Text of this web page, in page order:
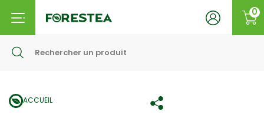
0
ACCUEIL